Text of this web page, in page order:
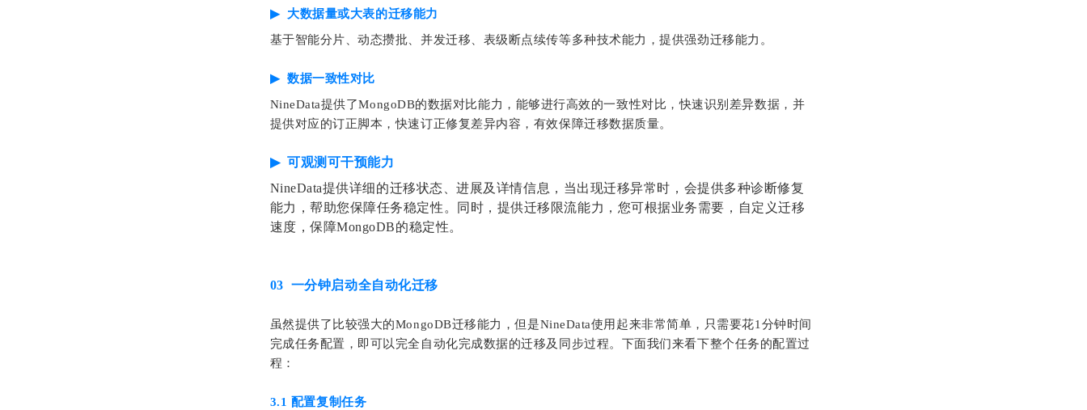
▶︎ 大数据量或大表的迁移能力
基于智能分片、动态攒批、并发迁移、表级断点续传等多种技术能力，提供强劲迁移能力。
▶︎数据一致性对比
NineData提供了MongoDB的数据对比能力，能够进行高效的一致性对比，快速识别差异数据，并
提供对应的订正脚本，快速订正修复差异内容，有效保障迁移数据质量。
▶︎可观测可干预能力
NineData提供详细的迁移状态、进展及详情信息，当出现迁移异常时，会提供多种诊断修复
能力，帮助您保障任务稳定性。同时，提供迁移限流能力，您可根据业务需要，自定义迁移
速度，保障MongoDB的稳定性。
03 一分钟启动全自动化迁移
虽然提供了比较强大的MongoDB迁移能力，但是NineData使用起来非常简单，只需要花1分钟时间
完成任务配置，即可以完全自动化完成数据的迁移及同步过程。下面我们来看下整个任务的配置过
程：
3.1 配置复制任务